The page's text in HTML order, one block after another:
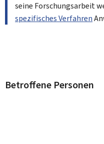
seine Forschungsarbeit
spezifisches Verfahren
Betroffene Personen